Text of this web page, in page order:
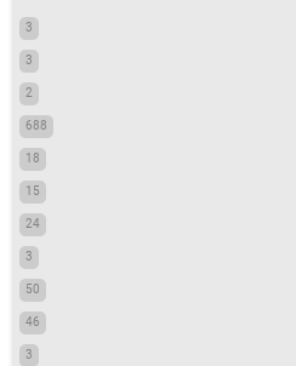
3
3
2
688
18
15
24
3
50
46
3